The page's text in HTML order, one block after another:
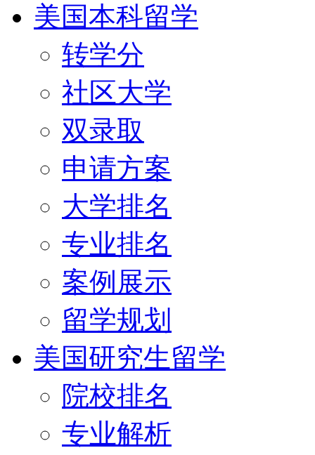
美国本科留学
转学分
社区大学
双录取
申请方案
大学排名
专业排名
案例展示
留学规划
美国研究生留学
院校排名
专业解析